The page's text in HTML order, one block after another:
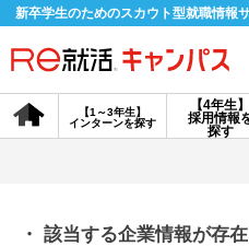
新卒学生のためのスカウト型就職情報
【4年生】
採用情報
探す
【1～3年生】
インターンを探す
会員登録
探す
・ 該当する企業情報が存